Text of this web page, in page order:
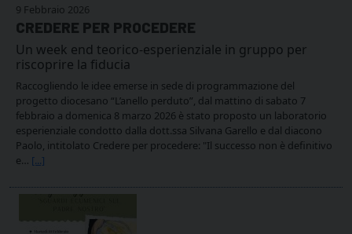
9 Febbraio 2026
CREDERE PER PROCEDERE
Un week end teorico-esperienziale in gruppo per
riscoprire la fiducia
Raccogliendo le idee emerse in sede di programmazione del
progetto diocesano “L’anello perduto”, dal mattino di sabato 7
febbraio a domenica 8 marzo 2026 è stato proposto un laboratorio
esperienziale condotto dalla dott.ssa Silvana Garello e dal diacono
Paolo, intitolato Credere per procedere: "Il successo non è definitivo
e… [...]